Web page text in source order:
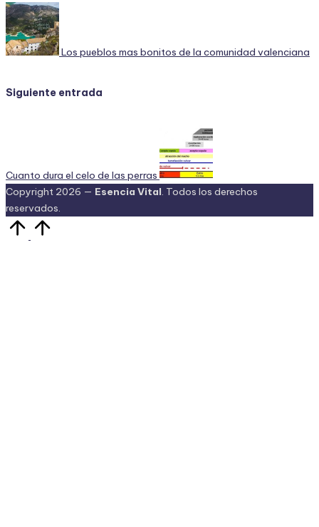
entradas
Los pueblos mas bonitos de la comunidad valenciana
Siguiente entrada
Cuanto dura el celo de las perras
Copyright 2026 — Esencia Vital. Todos los derechos
reservados.